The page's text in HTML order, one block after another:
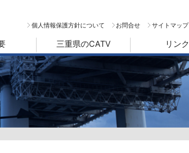
個人情報保護方針について お問合せ サイトマップ
三重県のCATV リンク